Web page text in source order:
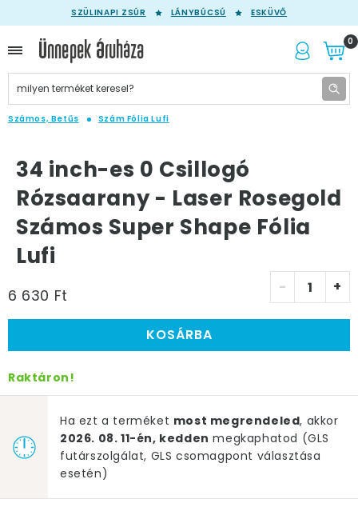
SZÜLINAPI ZSÚR LÁNYBÚCSÚ ESKÜVŐ
0
Számos, Betűs Szám Fólia Lufi
34 inch-es 0 Csillogó
Rózsaarany - Laser Rosegold
Számos Super Shape Fólia
Lufi
6 630 Ft - +
KOSÁRBA
Raktáron!
Ha ezt a terméket most megrendeled, akkor
2026. 08. 11-én, kedden megkaphatod (GLS
futárszolgálat, GLS csomagpont választása
esetén)